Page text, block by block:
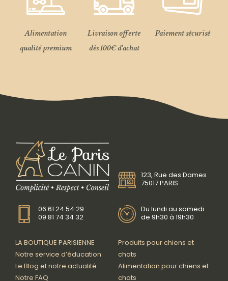
Alimentation
qualité premium
Livraison offerte
dès 100€ d'achat
Paiement sécurisé
123, Rue des Dames
75017 PARIS
06 61 24 54 29
09 81 74 34 32
Du lundi au samedi
de 9h30 à 19h30
LA BOUTIQUE PARISIENNE
Notre service d’éducation
Le Blog et notre actualité
Notre FAQ
Produits pour chiens et
chats
Alimentation pour chiens et
chats